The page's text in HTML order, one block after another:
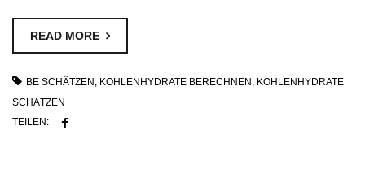
READ MORE
BE SCHÄTZEN KOHLENHYDRATE BERECHNEN KOHLENHYDRATE
SCHÄTZEN
TEILEN: